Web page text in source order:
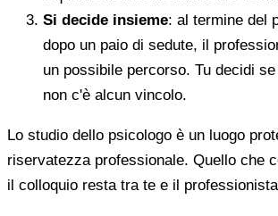
Si decide insieme: al termine del
dopo un paio di sedute, il
un possibile percorso. Tu decidi
non c'è alcun vincolo.
Lo studio dello psicologo è un luogo
riservatezza professionale. Quello che
il colloquio resta tra te e il